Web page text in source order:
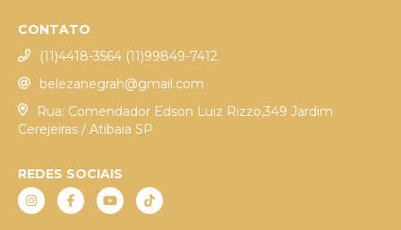
CONTATO
(11)4418-3564 (11)99849-7412
belezanegrah@gmail.com
Rua: Comendador Edson Luiz Rizzo,349 Jardim
Cerejeiras / Atibaia SP
REDES SOCIAIS